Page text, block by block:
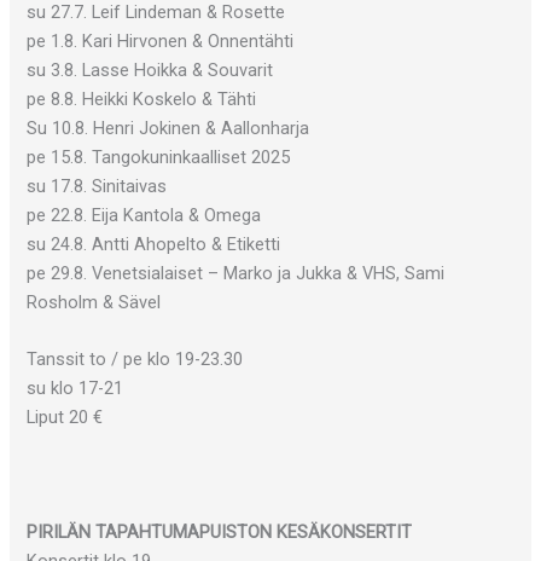
su 27.7. Leif Lindeman & Rosette
pe 1.8. Kari Hirvonen & Onnentähti
su 3.8. Lasse Hoikka & Souvarit
pe 8.8. Heikki Koskelo & Tähti
Su 10.8. Henri Jokinen & Aallonharja
pe 15.8. Tangokuninkaalliset 2025
su 17.8. Sinitaivas
pe 22.8. Eija Kantola & Omega
su 24.8. Antti Ahopelto & Etiketti
pe 29.8. Venetsialaiset – Marko ja Jukka & VHS, Sami
Rosholm & Sävel
Tanssit to / pe klo 19-23.30
su klo 17-21
Liput 20 €
PIRILÄN TAPAHTUMAPUISTON KESÄKONSERTIT